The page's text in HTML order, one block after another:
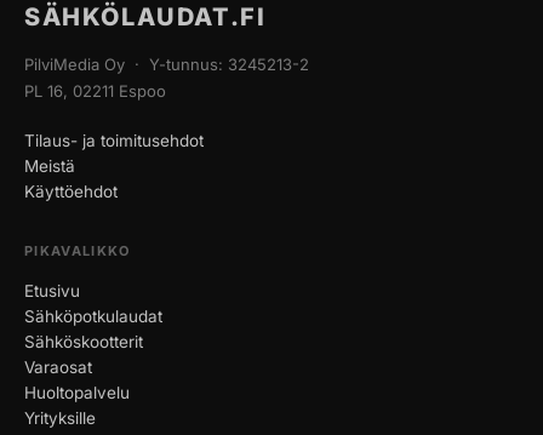
SÄHKÖLAUDAT.FI
PilviMedia Oy · Y-tunnus: 3245213-2
PL 16, 02211 Espoo
Tilaus- ja toimitusehdot
Meistä
Käyttöehdot
PIKAVALIKKO
Etusivu
Sähköpotkulaudat
Sähköskootterit
Varaosat
Huoltopalvelu
Yrityksille